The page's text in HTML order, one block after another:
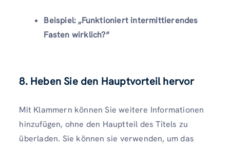
Beispiel: „Funktioniert intermittierendes
Fasten wirklich?“
8. Heben Sie den Hauptvorteil hervor
Mit Klammern können Sie weitere Informationen
hinzufügen, ohne den Hauptteil des Titels zu
überladen. Sie können sie verwenden, um das